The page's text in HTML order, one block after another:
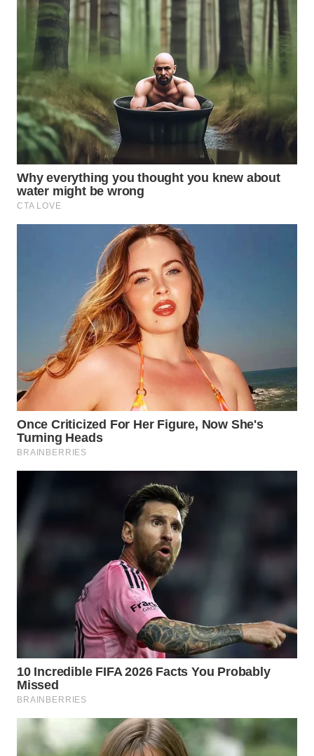
WN
SAMOSIR
PADANG
LAWAS
WN
SUMEDANG
WN
CIANJUR
TANGERANG
BINJAI
WN
INDRAMAYU
WN
SUKABUMI